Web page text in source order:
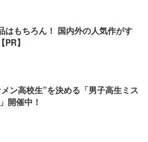
はもちろん！ 国内外の人気作がす
】
ン高校生”を決める「男子高生ミス
開催中！